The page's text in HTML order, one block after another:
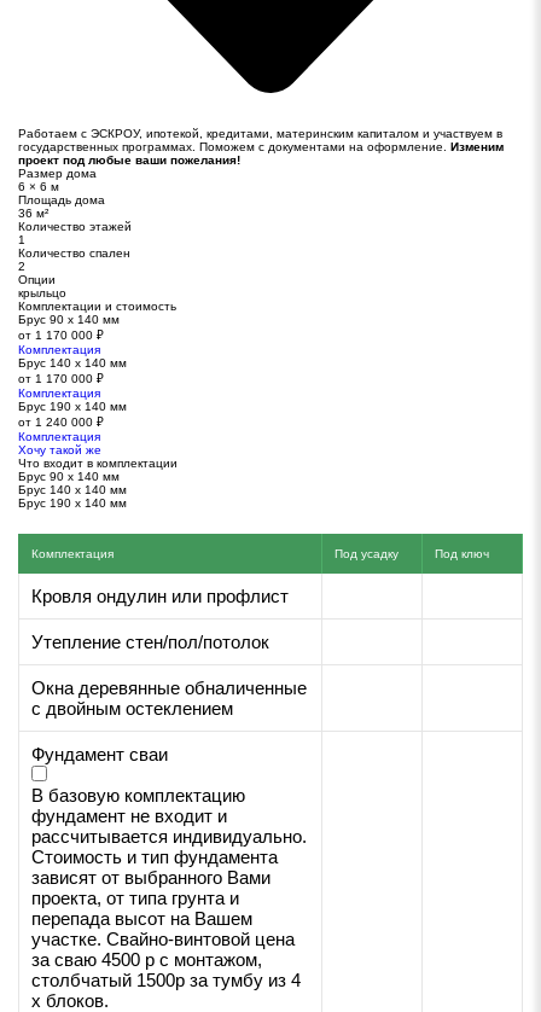
Работаем с ЭСКРОУ, ипотекой, кредитами, материнским капиталом и участвуем в
государственных программах. Поможем с документами на оформление. Изменим
проект под любые ваши пожелания!
Размер дома
6 × 6 м
Площадь дома
36 м²
Количество этажей
1
Количество спален
2
Опции
крыльцо
Комплектации и стоимость
Брус 90 х 140 мм
от 1 170 000 ₽
Комплектация
Брус 140 х 140 мм
от 1 170 000 ₽
Комплектация
Брус 190 х 140 мм
от 1 240 000 ₽
Комплектация
Хочу такой же
Что входит в комплектации
Брус 90 х 140 мм
Брус 140 х 140 мм
Брус 190 х 140 мм
Комплектация Под усадку Под ключ
Кровля ондулин или профлист
Утепление стен/пол/потолок
Окна деревянные обналиченные
с двойным остеклением
Фундамент сваи
В базовую комплектацию
фундамент не входит и
рассчитывается индивидуально.
Стоимость и тип фундамента
зависят от выбранного Вами
проекта, от типа грунта и
перепада высот на Вашем
участке. Свайно-винтовой цена
за сваю 4500 р с монтажом,
столбчатый 1500р за тумбу из 4
х блоков.